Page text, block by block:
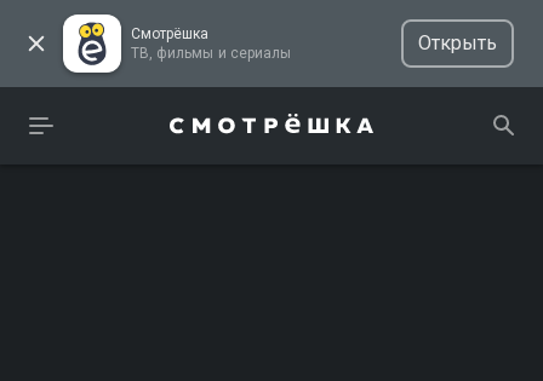
Смотрёшка
ТВ, фильмы и сериалы
Открыть